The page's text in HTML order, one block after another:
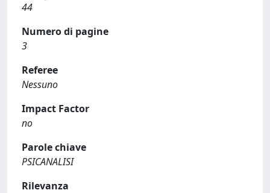
44
Numero di pagine
3
Referee
Nessuno
Impact Factor
no
Parole chiave
PSICANALISI
Rilevanza